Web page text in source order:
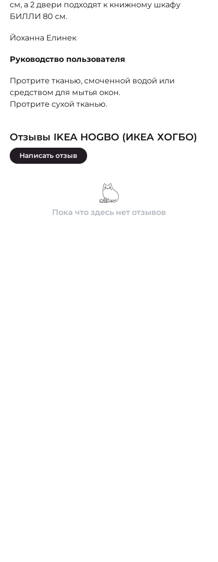
см, а 2 двери подходят к книжному шкафу
БИЛЛИ 80 см.
Йоханна Елинек
Руководство пользователя
Протрите тканью, смоченной водой или
средством для мытья окон.
Протрите сухой тканью.
Отзывы IKEA HOGBO (ИКЕА ХОГБО)
Написать отзыв
Пока что здесь нет отзывов